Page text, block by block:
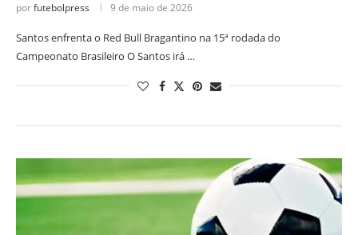
porfutebolpress 9 de maio de 2026
Santos enfrenta o Red Bull Bragantino na 15ª rodada do
Campeonato Brasileiro O Santos irá …